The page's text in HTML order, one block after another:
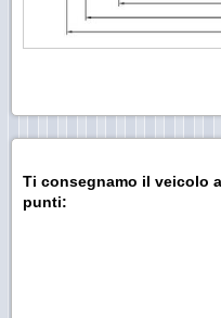
Ti consegnamo il veicolo
punti: